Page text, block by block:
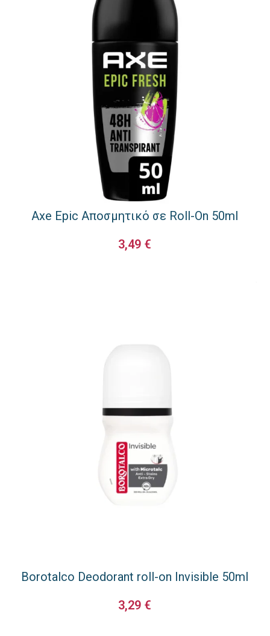
Axe Epic Αποσμητικό σε Roll-On 50ml
3,49 €
Borotalco Deodorant roll-on Invisible 50ml
3,29 €